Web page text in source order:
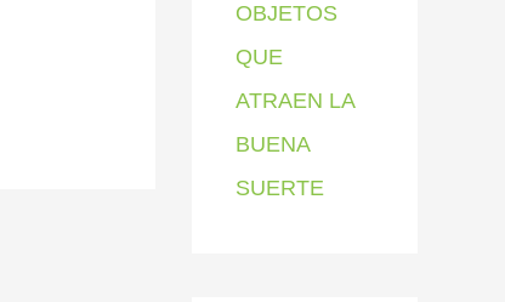
OBJETOS
QUE
ATRAEN LA
BUENA
SUERTE